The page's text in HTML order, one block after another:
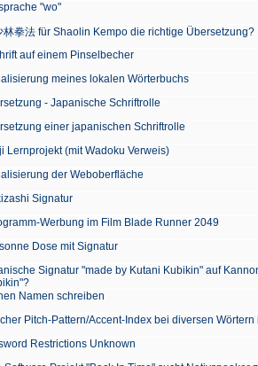
"wo"
林拳法 für Shaolin Kempo die richtige Übersetzung?
auf einem Pinselbecher
meines lokalen Wörterbuchs
- Japanische Schriftrolle
einer japanischen Schriftrolle
Lernprojekt (mit Wadoku Verweis)
der Weboberfläche
Signatur
Werbung im Film Blade Runner 2049
Dose mit Signatur
Signatur "made by Kutani Kubikin" auf
Namen schreiben
Pitch-Pattern/Accent-Index bei diversen
Restrictions Unknown